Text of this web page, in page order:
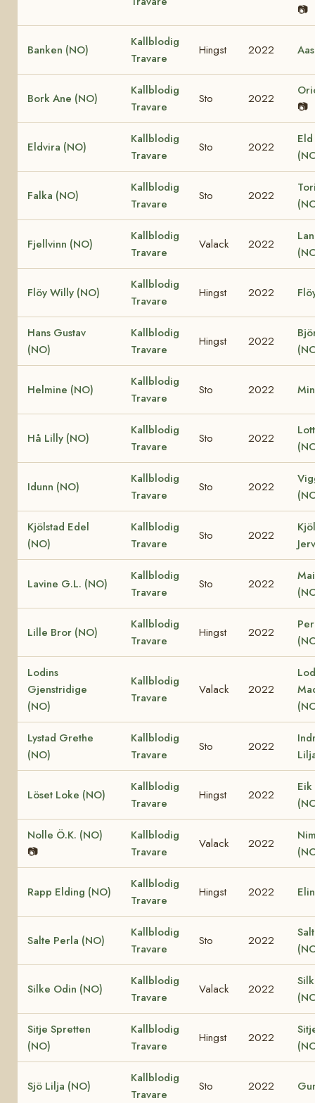
📷
Banken (NO)
Kallblodig
Travare
Hingst 2022
Bork Ane (NO)
Kallblodig
Travare
Sto 2022
📷
Eldvira (NO)
Kallblodig
Travare
Sto 2022
Falka (NO)
Kallblodig
Travare
Sto 2022
Fjellvinn (NO)
Kallblodig
Travare
Valack 2022
Flöy Willy (NO)
Kallblodig
Travare
Hingst 2022
Hans Gustav
(NO)
Kallblodig
Travare
Hingst 2022
Helmine (NO)
Kallblodig
Travare
Sto 2022
Hå Lilly (NO)
Kallblodig
Travare
Sto 2022
Idunn (NO)
Kallblodig
Travare
Sto 2022
Kjölstad Edel
(NO)
Kallblodig
Travare
Sto 2022
Lavine G.L. (NO)
Kallblodig
Travare
Sto 2022
Lille Bror (NO)
Kallblodig
Travare
Hingst 2022
Lodins
Gjenstridige
(NO)
Kallblodig
Travare
Valack 2022
Lystad Grethe
(NO)
Kallblodig
Travare
Sto 2022
Löset Loke (NO)
Kallblodig
Travare
Hingst 2022
Nolle Ö.K. (NO)
📷
Kallblodig
Travare
Valack 2022
Rapp Elding (NO)
Kallblodig
Travare
Hingst 2022
Salte Perla (NO)
Kallblodig
Travare
Sto 2022
Silke Odin (NO)
Kallblodig
Travare
Valack 2022
Sitje Spretten
(NO)
Kallblodig
Travare
Hingst 2022
Sjö Lilja (NO)
Kallblodig
Travare
Sto 2022